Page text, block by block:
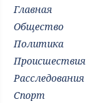
Главная
Общество
Политика
Происшествия
Расследования
Спорт